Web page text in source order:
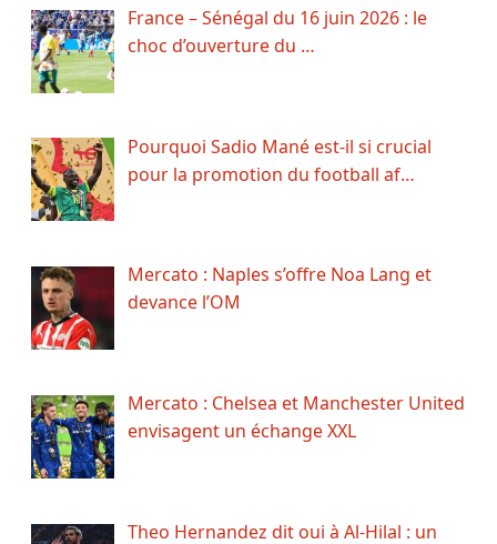
France – Sénégal du 16 juin 2026 : le
choc d’ouverture du …
Pourquoi Sadio Mané est-il si crucial
pour la promotion du football af…
Mercato : Naples s’offre Noa Lang et
devance l’OM
Mercato : Chelsea et Manchester United
envisagent un échange XXL
Theo Hernandez dit oui à Al-Hilal : un